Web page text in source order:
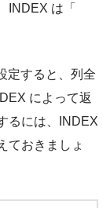
INDEX は「
定すると、列全
によって返
るには、INDEX
ておきましょ